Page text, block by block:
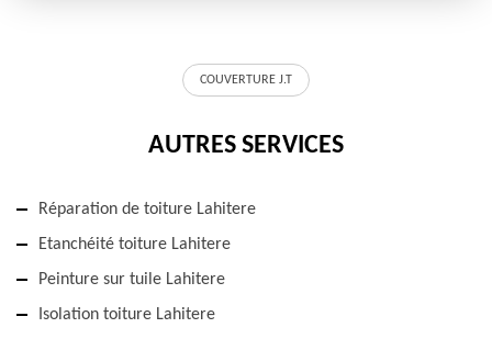
COUVERTURE J.T
AUTRES SERVICES
Réparation de toiture Lahitere
Etanchéité toiture Lahitere
Peinture sur tuile Lahitere
Isolation toiture Lahitere